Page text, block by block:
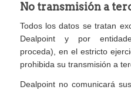
No transmisión a
Todos los datos se tratan
Dealpoint y por
proceda), en el estricto
prohibida su transmisión a
Dealpoint no comunicará